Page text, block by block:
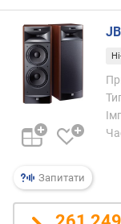
к
а
н
а
л
)
т
и
(
В
Запитати